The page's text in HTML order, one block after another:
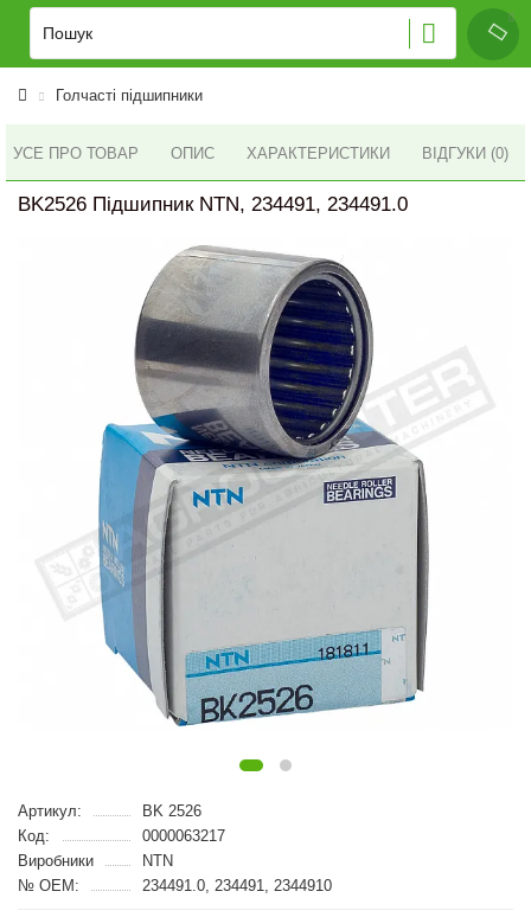
Голчасті підшипники
УСЕ ПРО ТОВАР ОПИС ХАРАКТЕРИСТИКИ ВІДГУКИ (0)
BK2526 Підшипник NTN, 234491, 234491.0
Артикул:
BK 2526
Код:
0000063217
Виробники
NTN
№ OEM:
234491.0, 234491, 2344910